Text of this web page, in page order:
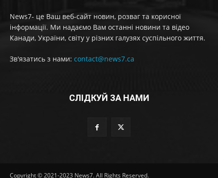
News7- це Ваш веб-сайт новин, розваг та корисної
інформації. Ми надаємо Вам останні новини та відео
Канади, України, світу у різних галузях суспільного життя.
Зв'язатись з нами: contact@news7.ca
СЛІДКУЙ ЗА НАМИ
Copyright © 2021-2023 News7. All Rights Reserved.